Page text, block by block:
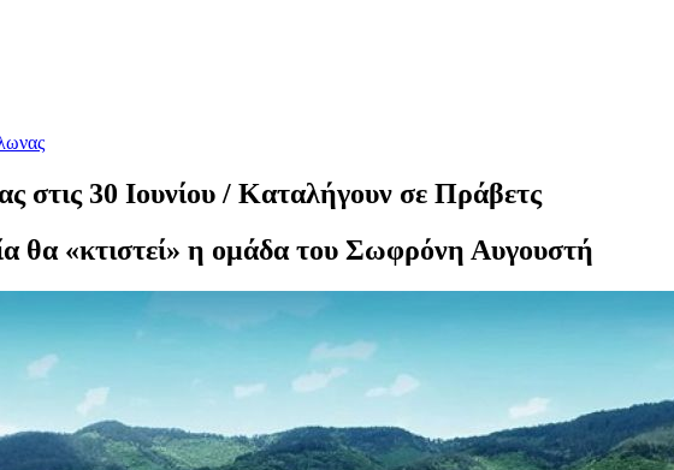
στις 30 Ιουνίου / Καταλήγουν σε Πράβετς
θα «κτιστεί» η ομάδα του Σωφρόνη Αυγουστή